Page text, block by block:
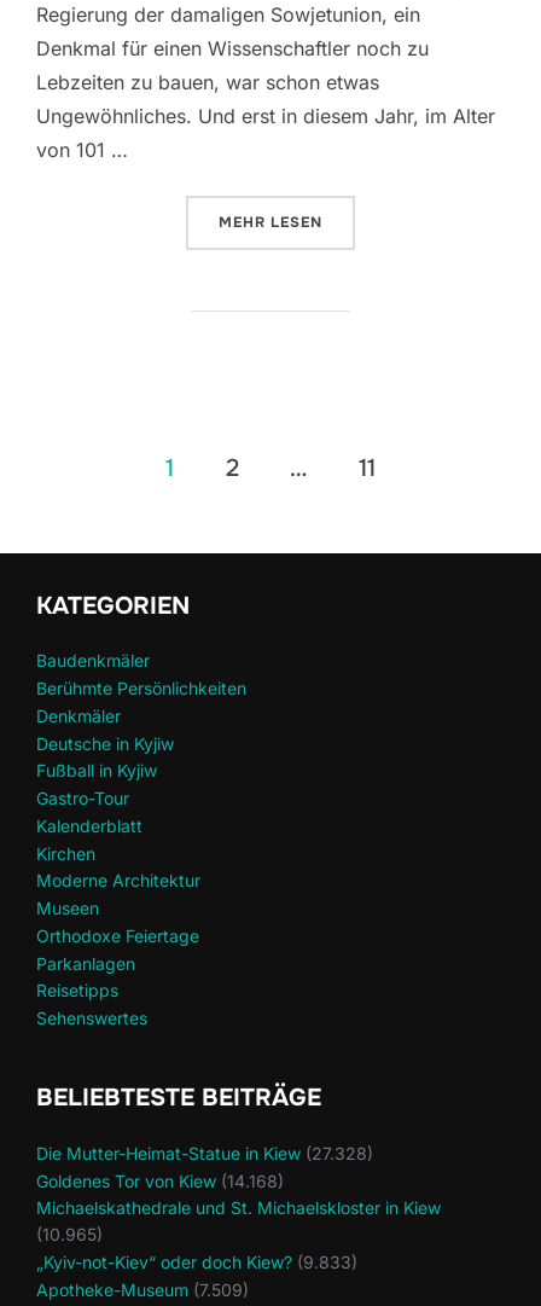
Regierung der damaligen Sowjetunion, ein
Denkmal für einen Wissenschaftler noch zu
Lebzeiten zu bauen, war schon etwas
Ungewöhnliches. Und erst in diesem Jahr, im Alter
von 101 …
MEHR ÜBER „BORIS PATON“
LESEN
Seitennummerierung
1 2 … 11
KATEGORIEN
Baudenkmäler
Berühmte Persönlichkeiten
Denkmäler
Deutsche in Kyjiw
Fußball in Kyjiw
Gastro-Tour
Kalenderblatt
Kirchen
Moderne Architektur
Museen
Orthodoxe Feiertage
Parkanlagen
Reisetipps
Sehenswertes
BELIEBTESTE BEITRÄGE
Die Mutter-Heimat-Statue in Kiew (27.328)
Goldenes Tor von Kiew (14.168)
Michaelskathedrale und St. Michaelskloster in Kiew
(10.965)
„Kyiv-not-Kiev“ oder doch Kiew? (9.833)
Apotheke-Museum (7.509)